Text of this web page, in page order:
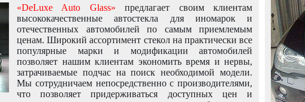
«DeLuxe Auto Glass» предлагает своим клиентам
высококачественные автостекла для иномарок и
отечественных автомобилей по самым приемлемым
ценам. Широкий ассортимент стекол на практически все
популярные марки и модификации автомобилей
позволяет нашим клиентам экономить время и нервы,
затрачиваемые подчас на поиск необходимой модели.
Мы сотрудничаем непосредственно с производителями,
что позволяет придерживаться доступных цен и